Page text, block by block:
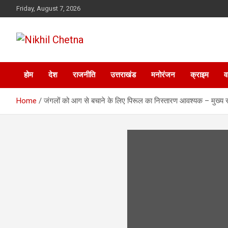
to
Friday, August 7, 2026
Nikhil Chetna
होम देश राजनीति उत्तराखंड मनोरंजन क्राइम
Home जंगलों को आग से बचाने के लिए पिरूल का निस्तारण आवश्यक – मुख्य